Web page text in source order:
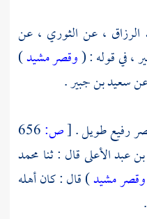
، عن الثوري ، عن
، في قوله : (وقصر مشيد)
سعيد بن جبير .
رفيع طويل .[ص:656
عبد الأعلىقال : ثنا محمد
وقصر مشيد) قال : كان أهله